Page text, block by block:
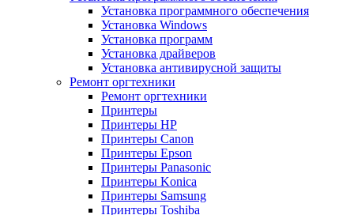
Установка программного обеспечения
Установка Windows
Установка программ
Установка драйверов
Установка антивирусной защиты
Ремонт оргтехники
Ремонт оргтехники
Принтеры
Принтеры HP
Принтеры Canon
Принтеры Epson
Принтеры Panasonic
Принтеры Konica
Принтеры Samsung
Принтеры Toshiba